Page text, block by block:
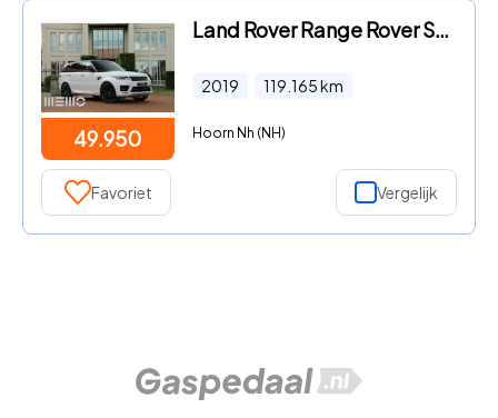
49.950
Land Rover Range Rover Sport - 3.0 P400 MHEV HST
2019 119.165km
Hoorn Nh (NH)
Favoriet Vergelijk